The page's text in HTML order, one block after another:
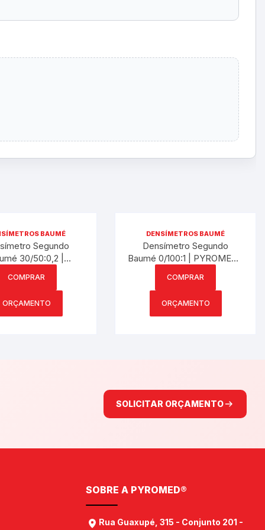
BAUMÉ
Segundo
30/50:0,2 |
COMPRAR
ORÇAMENTO
DENSÍMETROS BAUMÉ
Densímetro Segundo
Baumé 0/100:1 | PYROMED®
COMPRAR
ORÇAMENTO
SOLICITAR ORÇAMENTO
SOBRE A PYROMED®
Rua Guaxupé, 315 - Conjunto 201 -